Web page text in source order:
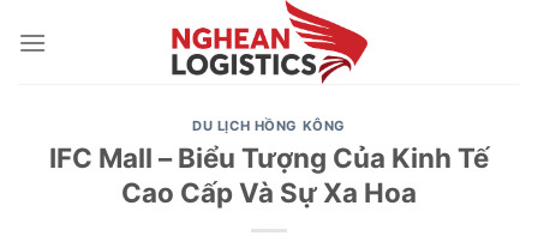
DU LỊCH HỒNG KÔNG
IFC Mall – Biểu Tượng Của Kinh Tế
Cao Cấp Và Sự Xa Hoa